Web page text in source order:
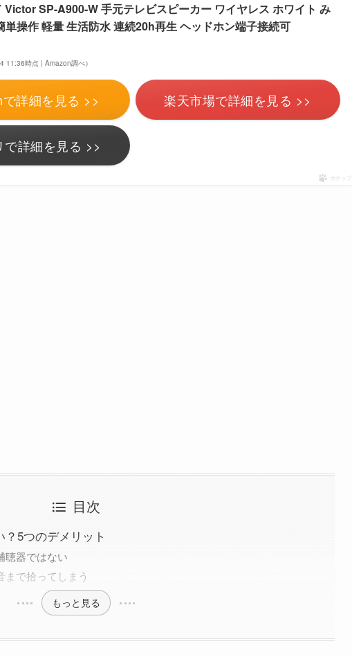
Victor SP-A900-W 手元テレビスピーカー ワイヤレス ホワイト み
単操作 軽量 生活防水 連続20h再生 ヘッドホン端子接続可
11:36時点 | Amazon調べ）
詳細を見る >> 楽天市場で詳細を見る >>
で詳細を見る >>
ポチップ
目次
5つのデメリット
器ではない
で拾ってしまう
もっと見る